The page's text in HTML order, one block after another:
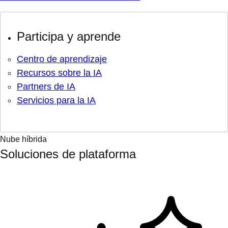
Participa y aprende
Centro de aprendizaje
Recursos sobre la IA
Partners de IA
Servicios para la IA
Nube híbrida
Soluciones de plataforma